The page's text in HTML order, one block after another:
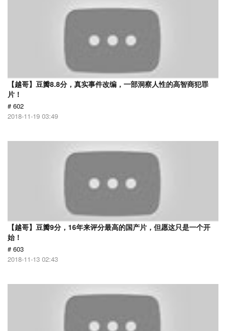
【越哥】豆瓣8.8分，真实事件改编，一部洞察人性的高智商犯罪
片！
# 602
2018-11-19 03:49
【越哥】豆瓣9分，16年来评分最高的国产片，但愿这只是一个开
始！
# 603
2018-11-13 02:43